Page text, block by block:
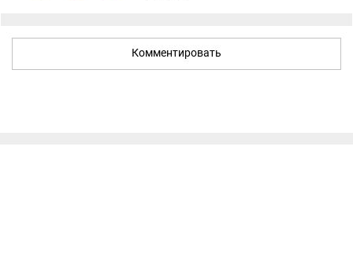
Комментировать